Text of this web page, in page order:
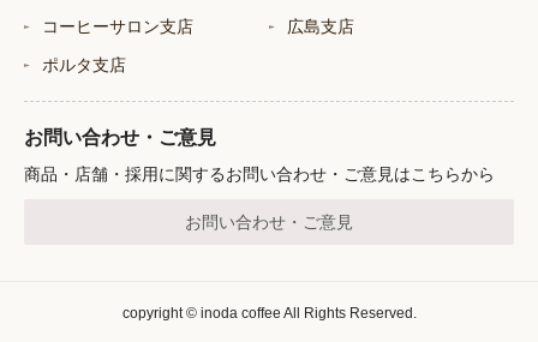
コーヒーサロン支店
ポルタ支店
広島支店
お問い合わせ・ご意見
商品・店舗・採用に関するお問い合わせ・ご意見はこちらから
お問い合わせ・ご意見
copyright © inoda coffee All Rights Reserved.